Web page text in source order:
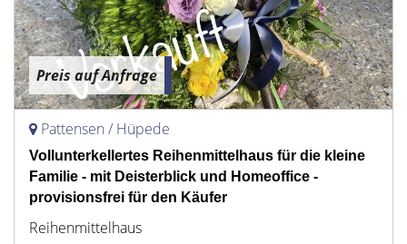
Preis auf Anfrage
Pattensen / Hüpede
Vollunterkellertes Reihenmittelhaus für die kleine
Familie - mit Deisterblick und Homeoffice -
provisionsfrei für den Käufer
Reihenmittelhaus